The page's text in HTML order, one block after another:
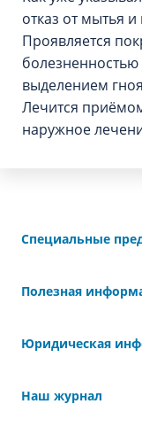
отказ от мытья
Проявляется
выделением
Лечится
наружное
Специальные
Полезная
Юридическая
Наш журнал